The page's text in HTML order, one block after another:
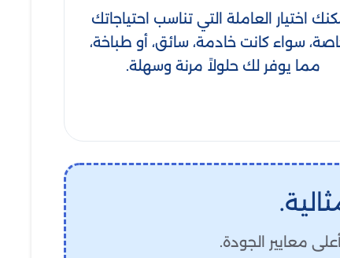
اختيار العاملة التي تناسب احتياجاتك
سواء كانت خادمة، سائق، أو طباخة،
مما يوفر لك حلولاً مرنة وسهلة.
معايير الجودة.